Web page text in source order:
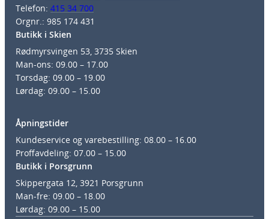
Telefon: 415 34 700
Orgnr.: 985 174 431
Butikk i Skien
Rødmyrsvingen 53, 3735 Skien
Man-ons: 09.00 – 17.00
Torsdag: 09.00 – 19.00
Lørdag: 09.00 – 15.00
Åpningstider
Kundeservice og varebestilling: 08.00 – 16.00
Proffavdeling: 07.00 – 15.00
Butikk i Porsgrunn
Skippergata 12, 3921 Porsgrunn
Man-fre: 09.00 – 18.00
Lørdag: 09.00 – 15.00